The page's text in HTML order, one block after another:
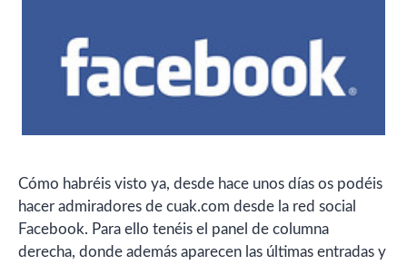
Cómo habréis visto ya, desde hace unos días os podéis
hacer admiradores de cuak.com desde la red social
Facebook. Para ello tenéis el panel de columna
derecha, donde además aparecen las últimas entradas y